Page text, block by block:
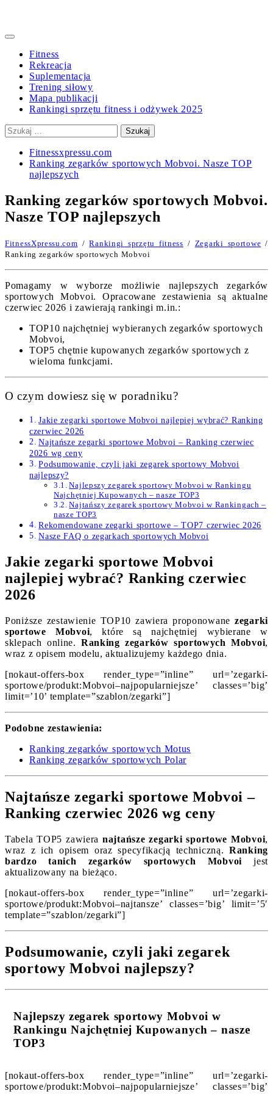
Primary
Fitness
Rekreacja
Suplementacja
Trening siłowy
Mapa publikacji
Rankingi sprzętu fitness i odżywek 2025
Szukaj:
Fitnessxpressu.com
Ranking zegarków sportowych Mobvoi. Nasze TOP
najlepszych
Ranking zegarków sportowych Mobvoi.
Nasze TOP najlepszych
FitnessXpressu.com /Rankingi sprzętu fitness / Zegarki sportowe /
Ranking zegarków sportowych Mobvoi
Pomagamy w wyborze możliwie najlepszych zegarków
sportowych Mobvoi. Opracowane zestawienia są aktualne
czerwiec 2026 i zawierają rankingi m.in.:
TOP10 najchętniej wybieranych zegarków sportowych
Mobvoi,
TOP5 chętnie kupowanych zegarków sportowych z
wieloma funkcjami.
O czym dowiesz się w poradniku?
Jakie zegarki sportowe Mobvoi najlepiej wybrać? Ranking
czerwiec 2026
Najtańsze zegarki sportowe Mobvoi – Ranking czerwiec
2026 wg ceny
Podsumowanie, czyli jaki zegarek sportowy Mobvoi
najlepszy?
Najlepszy zegarek sportowy Mobvoi w Rankingu
Najchętniej Kupowanych – nasze TOP3
Najtańszy zegarek sportowy Mobvoi w Rankingach –
nasze TOP3
Rekomendowane zegarki sportowe – TOP7 czerwiec 2026
Nasze FAQ o zegarkach sportowych Mobvoi
Jakie zegarki sportowe Mobvoi
najlepiej wybrać? Ranking czerwiec
2026
Poniższe zestawienie TOP10 zawiera proponowanezegarki
sportowe Mobvoi, które są najchętniej wybierane w
sklepach online. Ranking zegarków sportowych Mobvoi,
wraz z opisem modelu, aktualizujemy każdego dnia.
[nokaut-offers-box render_type=”inline” url=’zegarki-
sportowe/produkt:Mobvoi–najpopularniejsze’ classes=’big’
limit=’10’ template=”szablon/zegarki”]
Podobne zestawienia:
Ranking zegarków sportowych Motus
Ranking zegarków sportowych Polar
Najtańsze zegarki sportowe Mobvoi –
Ranking czerwiec 2026 wg ceny
Tabela TOP5 zawieranajtańsze zegarki sportowe Mobvoi,
wraz z ich opisem oraz specyfikacją techniczną.Ranking
bardzo tanich zegarków sportowych Mobvoi jest
aktualizowany na bieżąco.
[nokaut-offers-box render_type=”inline” url=’zegarki-
sportowe/produkt:Mobvoi–najtansze’ classes=’big’ limit=’5′
template=”szablon/zegarki”]
Podsumowanie, czyli jaki zegarek
sportowy Mobvoi najlepszy?
Najlepszy zegarek sportowy Mobvoi w
Rankingu Najchętniej Kupowanych – nasze
TOP3
[nokaut-offers-box render_type=”inline” url=’zegarki-
sportowe/produkt:Mobvoi–najpopularniejsze’ classes=’big’